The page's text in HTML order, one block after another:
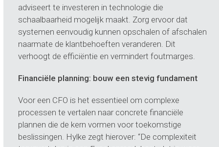
adviseert te investeren in technologie die
schaalbaarheid mogelijk maakt. Zorg ervoor dat
systemen eenvoudig kunnen opschalen of afschalen
naarmate de klantbehoeften veranderen. Dit
verhoogt de efficiëntie en vermindert foutmarges.
Financiële planning: bouw een stevig fundament
Voor een CFO is het essentieel om complexe
processen te vertalen naar concrete financiële
plannen die de kern vormen voor toekomstige
beslissingen. Hylke zegt hierover: “De complexiteit